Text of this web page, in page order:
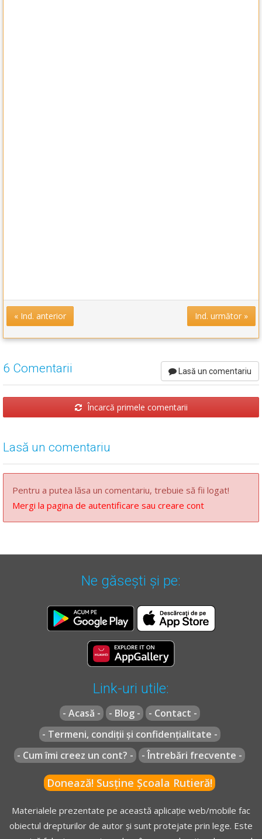
« Ind. anterior Ind. următor »
6 Comentarii Lasă un comentariu
Încarcă primele comentarii
Lasă un comentariu
Pentru a putea lăsa un comentariu, trebuie să fii logat!
Mergi la pagina de autentificare sau creare cont
Ne găsești și pe:
Link-uri utile:
- Acasă - - Blog -
- Contact -
- Termeni, condiții și confidențialitate -
- Cum îmi creez un cont? -
- Întrebări frecvente -
Donează! Susține Școala Rutieră!
Materialele prezentate pe această aplicație web/mobile fac
obiectul drepturilor de autor și sunt protejate prin lege. Este